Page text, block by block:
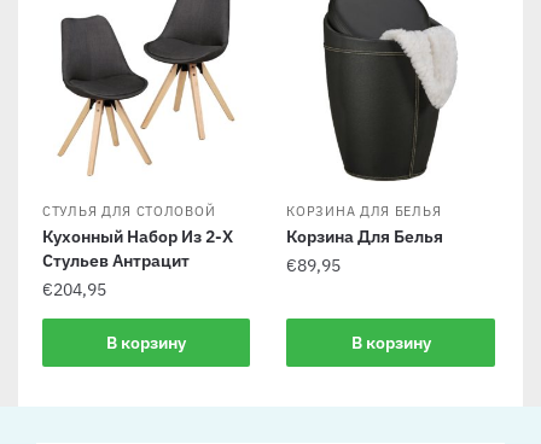
СТУЛЬЯ ДЛЯ СТОЛОВОЙ
Кухонный Набор Из 2-Х
Стульев Антрацит
€204,95
В корзину
КОРЗИНА ДЛЯ БЕЛЬЯ
Корзина Для Белья
€89,95
В корзину